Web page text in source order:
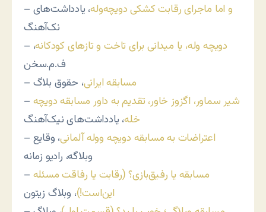
–
و اما ماجرای رقابت کشکی دویچه‌وله، یادداشت‌های
نک‌آهنگ
– دویچه وله، یا میدانی برای تاخت و تازهای کودکانه،
ف.م.سخن
–
مسابقه ایرانی، حقوق بلاگ
– شیر سماور، اگزوز خاور، تقدیم به داور مسابقه دویچه
خله، یادداشت‌های نیک‌آهنگ
–
اعتراضات به مسابقه دویچه ووله آلمانی، وقایع
وبلاگه، رادیو زمانه
– مسابقه یا رفیق‌بازی؟ (رقابت یا رفاقت مسئله
این‌است!)، وبلاگ زیتون